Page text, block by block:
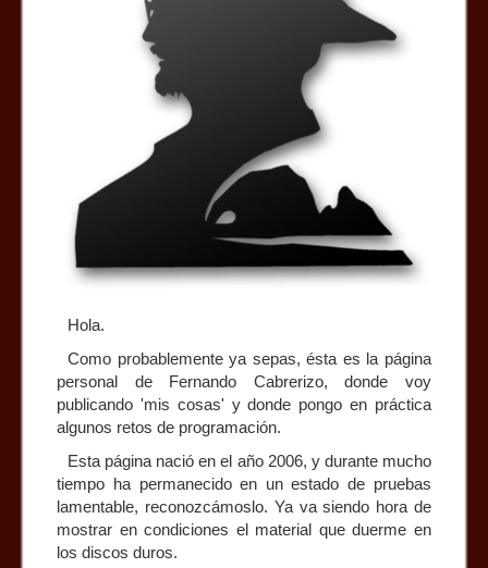
Hola.
Como probablemente ya sepas, ésta es la página
personal de Fernando Cabrerizo, donde voy
publicando 'mis cosas' y donde pongo en práctica
algunos retos de programación.
Esta página nació en el año 2006, y durante mucho
tiempo ha permanecido en un estado de pruebas
lamentable, reconozcámoslo. Ya va siendo hora de
mostrar en condiciones el material que duerme en
los discos duros.